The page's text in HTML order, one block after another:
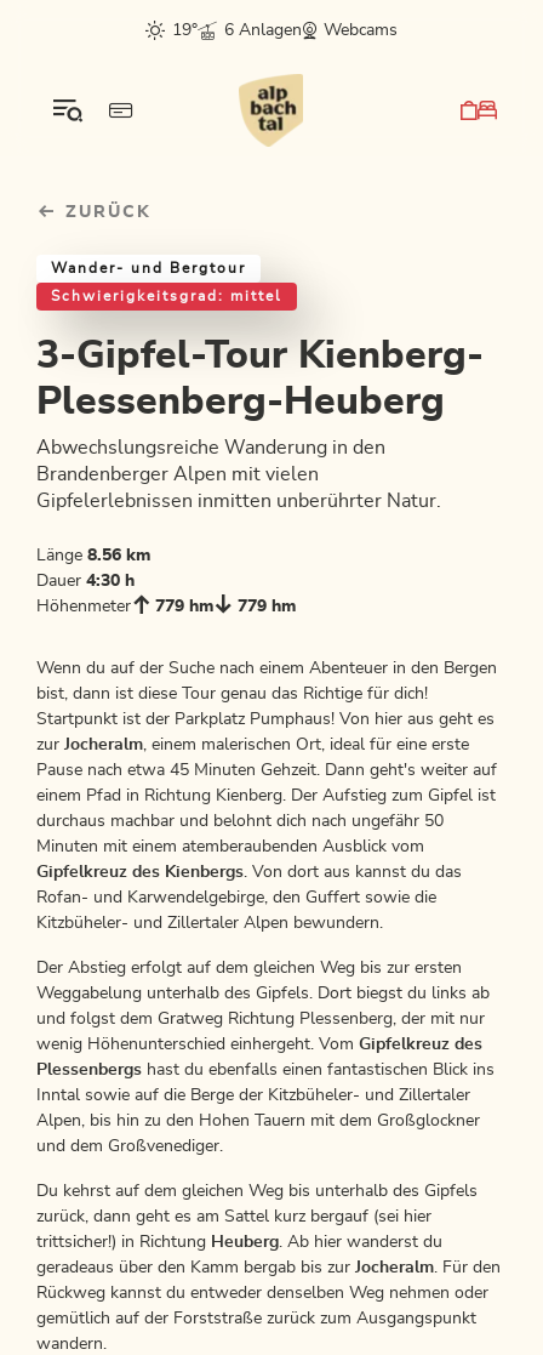
sr.skip-to.main-content
sr.skip-to.table-of-contents
sr.skip-to.main-navigation
19°
6 Anlagen Webcams
ZURÜCK
Wander- und Bergtour
Schwierigkeitsgrad: mittel
3-Gipfel-Tour Kienberg-
Plessenberg-Heuberg
Abwechslungsreiche Wanderung in den
Brandenberger Alpen mit vielen
Gipfelerlebnissen inmitten unberührter Natur.
Länge 8.56 km
Dauer 4:30 h
Höhenmeter
779 hm 779 hm
Wenn du auf der Suche nach einem Abenteuer in den Bergen
bist, dann ist diese Tour genau das Richtige für dich!
Startpunkt ist der Parkplatz Pumphaus! Von hier aus geht es
zur Jocheralm, einem malerischen Ort, ideal für eine erste
Pause nach etwa 45 Minuten Gehzeit. Dann geht's weiter auf
einem Pfad in Richtung Kienberg. Der Aufstieg zum Gipfel ist
durchaus machbar und belohnt dich nach ungefähr 50
Minuten mit einem atemberaubenden Ausblick vom
Gipfelkreuz des Kienbergs. Von dort aus kannst du das
Rofan- und Karwendelgebirge, den Guffert sowie die
Kitzbüheler- und Zillertaler Alpen bewundern.
Der Abstieg erfolgt auf dem gleichen Weg bis zur ersten
Weggabelung unterhalb des Gipfels. Dort biegst du links ab
und folgst dem Gratweg Richtung Plessenberg, der mit nur
wenig Höhenunterschied einhergeht. Vom Gipfelkreuz des
Plessenbergs hast du ebenfalls einen fantastischen Blick ins
Inntal sowie auf die Berge der Kitzbüheler- und Zillertaler
Alpen, bis hin zu den Hohen Tauern mit dem Großglockner
und dem Großvenediger.
Du kehrst auf dem gleichen Weg bis unterhalb des Gipfels
zurück, dann geht es am Sattel kurz bergauf (sei hier
trittsicher!) in Richtung Heuberg. Ab hier wanderst du
geradeaus über den Kamm bergab bis zur Jocheralm. Für den
Rückweg kannst du entweder denselben Weg nehmen oder
gemütlich auf der Forststraße zurück zum Ausgangspunkt
wandern.